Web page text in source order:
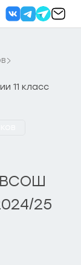
11 класс
ВСОШ
25